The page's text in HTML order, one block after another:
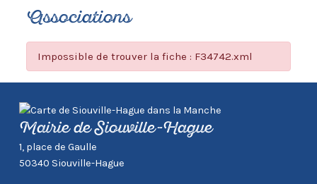
Associations
Impossible de trouver la fiche : F34742.xml
Mairie de Siouville-Hague
1, place de Gaulle
50340 Siouville-Hague